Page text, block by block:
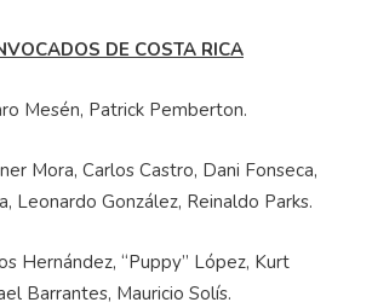
DE COSTA RICA
Mesén, Patrick Pemberton.
Mora, Carlos Castro, Dani Fonseca,
Leonardo González, Reinaldo Parks.
Hernández, “Puppy” López, Kurt
Barrantes, Mauricio Solís.